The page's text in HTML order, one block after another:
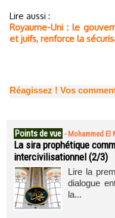
Lire aussi :
Royaume-Uni : le
et juifs, renforce la
Réagissez ! Vos
Points de vue - Mohammed El
La sira prophétique
intercivilisationnel (2/3)
Lire la
dialogue
la...